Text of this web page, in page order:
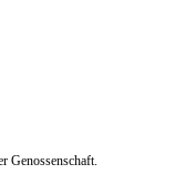
Genossenschaft.